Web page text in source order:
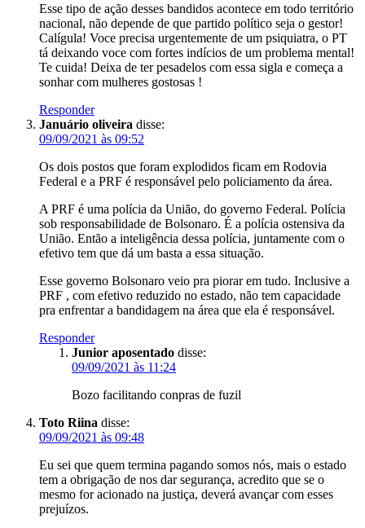
Esse tipo de ação desses bandidos acontece em todo território
nacional, não depende de que partido político seja o gestor!
Calígula! Voce precisa urgentemente de um psiquiatra, o PT
tá deixando voce com fortes indícios de um problema mental!
Te cuida! Deixa de ter pesadelos com essa sigla e começa a
sonhar com mulheres gostosas !
Responder
Januário oliveira disse:
09/09/2021 às 09:52
Os dois postos que foram explodidos ficam em Rodovia
Federal e a PRF é responsável pelo policiamento da área.
A PRF é uma polícia da União, do governo Federal. Polícia
sob responsabilidade de Bolsonaro. É a polícia ostensiva da
União. Então a inteligência dessa polícia, juntamente com o
efetivo tem que dá um basta a essa situação.
Esse governo Bolsonaro veio pra piorar em tudo. Inclusive a
PRF , com efetivo reduzido no estado, não tem capacidade
pra enfrentar a bandidagem na área que ela é responsável.
Responder
Junior aposentado disse:
09/09/2021 às 11:24
Bozo facilitando conpras de fuzil
Toto Riina disse:
09/09/2021 às 09:48
Eu sei que quem termina pagando somos nós, mais o estado
tem a obrigação de nos dar segurança, acredito que se o
mesmo for acionado na justiça, deverá avançar com esses
prejuízos.